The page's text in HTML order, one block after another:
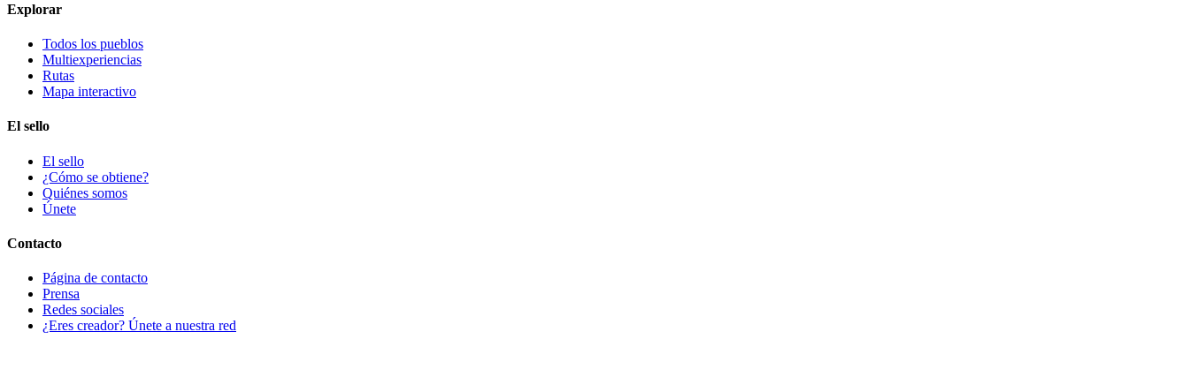
Explorar
Todos los pueblos
Multiexperiencias
Rutas
Mapa interactivo
El sello
El sello
¿Cómo se obtiene?
Quiénes somos
Únete
Contacto
Página de contacto
Prensa
Redes sociales
¿Eres creador? Únete a nuestra red